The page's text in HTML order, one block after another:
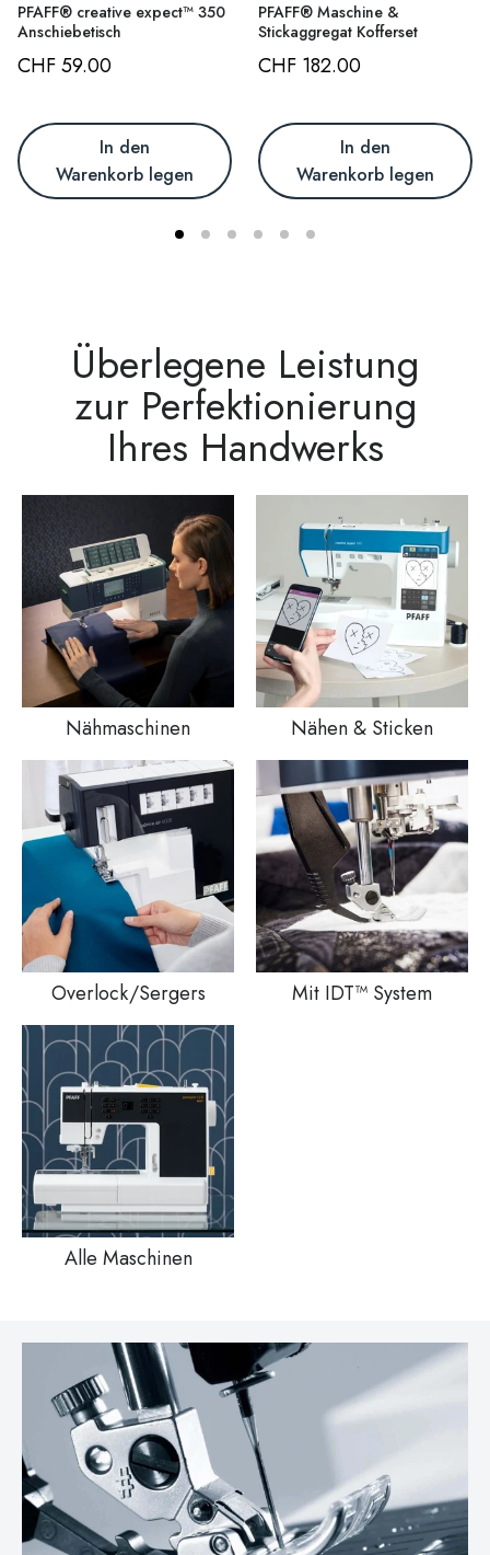
PFAFF® creative expect™ 350
Anschiebetisch
Price
CHF 59.00
In den
Warenkorb legen
PFAFF® Maschine &
Stickaggregat Kofferset
Price
CHF 182.00
In den
Warenkorb legen
Überlegene Leistung
zur Perfektionierung
Ihres Handwerks
Nähmaschinen Nähen & Sticken
Overlock/Sergers Mit IDT™ System
Alle Maschinen